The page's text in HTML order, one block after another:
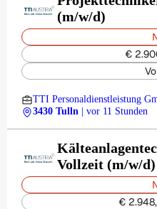
(m/w/d)
€
TTI Personaldienstleistung
3430 Tulln
| vor 11 Stunden
Vollzeit (m/w/d)
€